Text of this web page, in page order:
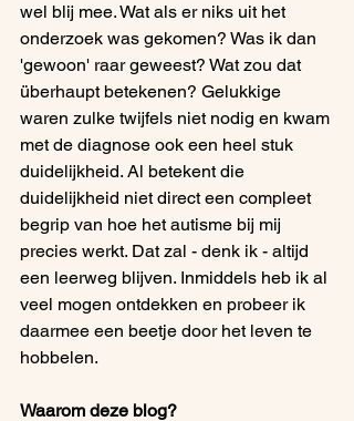
wel blij mee. Wat als er niks uit het
onderzoek was gekomen? Was ik dan
'gewoon' raar geweest? Wat zou dat
überhaupt betekenen? Gelukkige
waren zulke twijfels niet nodig en kwam
met de diagnose ook een heel stuk
duidelijkheid. Al betekent die
duidelijkheid niet direct een compleet
begrip van hoe het autisme bij mij
precies werkt. Dat zal - denk ik - altijd
een leerweg blijven. Inmiddels heb ik al
veel mogen ontdekken en probeer ik
daarmee een beetje door het leven te
hobbelen.
Waarom deze blog?